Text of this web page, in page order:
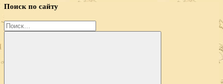
Поиск по сайту
Найти: